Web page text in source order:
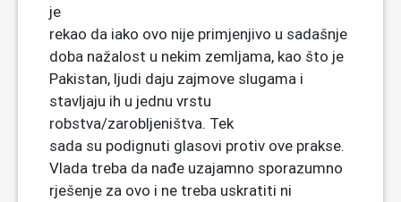
je
rekao da iako ovo nije primjenjivo u sadašnje
doba nažalost u nekim zemljama, kao što je
Pakistan, ljudi daju zajmove slugama i
stavljaju ih u jednu vrstu
robstva/zarobljeništva. Tek
sada su podignuti glasovi protiv ove prakse.
Vlada treba da nađe uzajamno sporazumno
rješenje za ovo i ne treba uskratiti ni